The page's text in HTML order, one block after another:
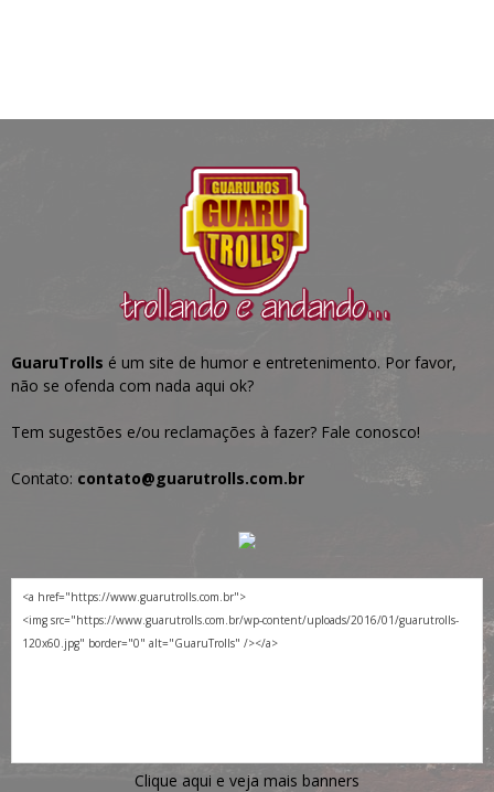
GuaruTrolls é um site de humor e entretenimento. Por favor,
não se ofenda com nada aqui ok?
Tem sugestões e/ou reclamações à fazer? Fale conosco!
Contato: contato@guarutrolls.com.br
Clique aqui e veja mais banners